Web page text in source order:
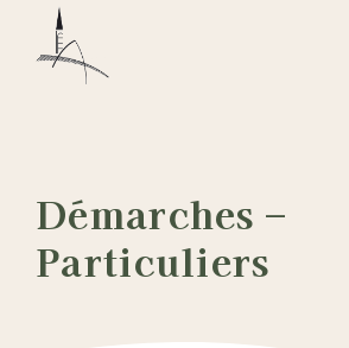
Démarches –
Particuliers